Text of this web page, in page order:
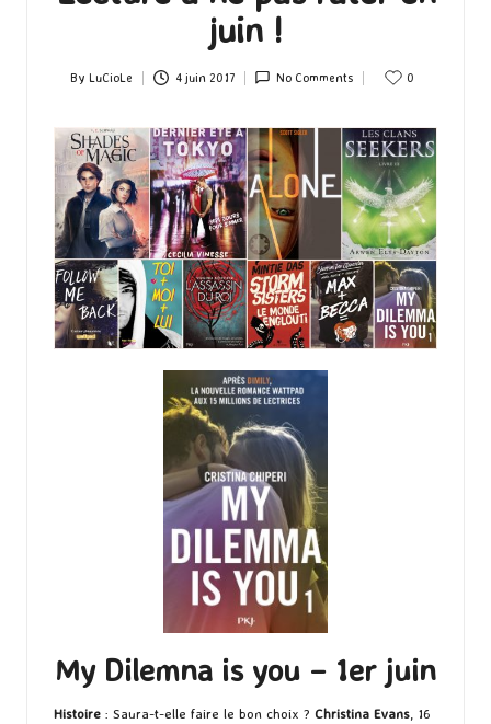
juin !
Posted
By LuCioLe 4 juin 2017 No Comments 0
My Dilemna is you – 1er juin
Histoire : Saura-t-elle faire le bon choix ? Christina Evans, 16